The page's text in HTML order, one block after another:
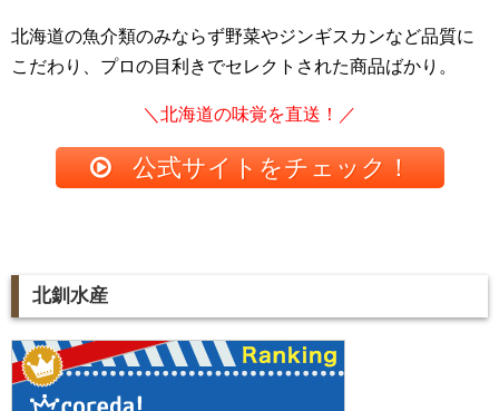
北海道の魚介類のみならず野菜やジンギスカンなど品質に
こだわり、プロの目利きでセレクトされた商品ばかり。
＼北海道の味覚を直送！／
公式サイトをチェック！
北釧水産